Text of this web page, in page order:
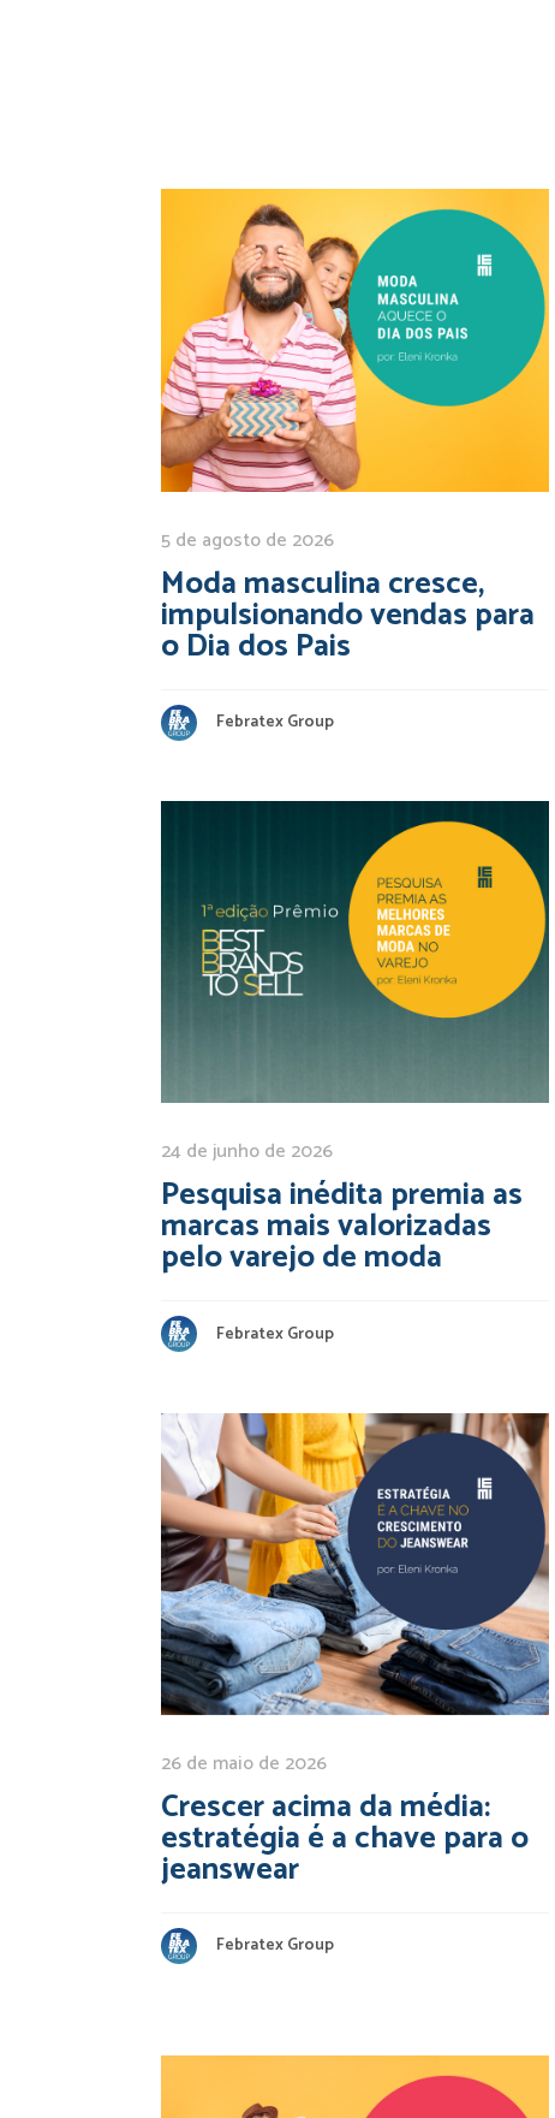
5 de agosto de 2026
Moda masculina cresce,
impulsionando vendas para
o Dia dos Pais
Febratex Group
24 de junho de 2026
Pesquisa inédita premia as
marcas mais valorizadas
pelo varejo de moda
Febratex Group
26 de maio de 2026
Crescer acima da média:
estratégia é a chave para o
jeanswear
Febratex Group